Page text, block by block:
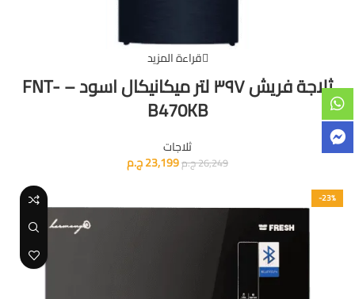
قراءة المزيد
ثلاجة فريش ٣٩٧ لتر ميكانيكال اسود – FNT-
B470KB
ثلاجات
26,249ج.م23,199ج.م
-23%